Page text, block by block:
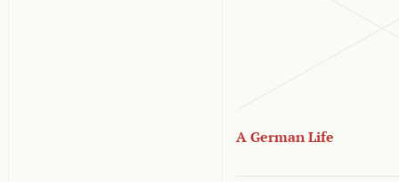
A German Life